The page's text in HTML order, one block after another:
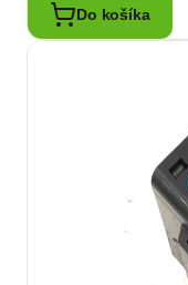
Do košíka